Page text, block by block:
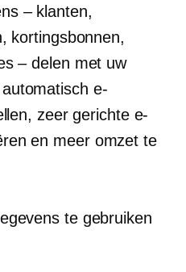
– klanten,
kortingsbonnen,
– delen met uw
e-
zeer gerichte e-
en meer omzet te
te gebruiken